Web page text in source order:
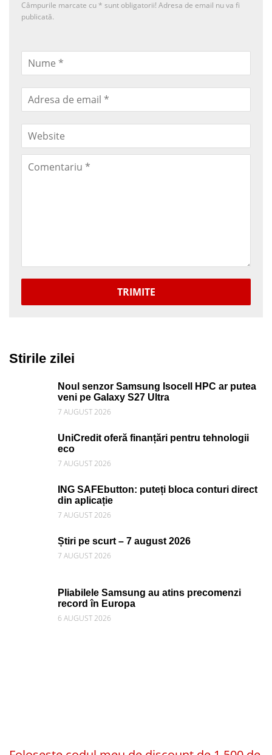
Câmpurile marcate cu * sunt obligatorii! Adresa de email nu va fi
publicată.
TRIMITE
Stirile zilei
Noul senzor Samsung Isocell HPC ar putea
veni pe Galaxy S27 Ultra
7 AUGUST 2026
UniCredit oferă finanțări pentru tehnologii
eco
7 AUGUST 2026
ING SAFEbutton: puteți bloca conturi direct
din aplicație
7 AUGUST 2026
Știri pe scurt – 7 august 2026
7 AUGUST 2026
Pliabilele Samsung au atins precomenzi
record în Europa
6 AUGUST 2026